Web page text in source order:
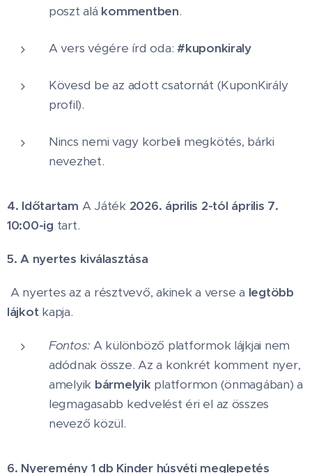
poszt alá kommentben.
A vers végére írd oda:#kuponkiraly
Kövesd be az adott csatornát (KuponKirály
profil).
Nincs nemi vagy korbeli megkötés, bárki
nevezhet.
4. Időtartam A Játék 2026. április 2-tól április 7.
10:00-ig tart.
5. A nyertes kiválasztása
A nyertes az a résztvevő, akinek a verse a legtöbb
lájkot kapja.
Fontos: A különböző platformok lájkjai nem
adódnak össze. Az a konkrét komment nyer,
amelyik bármelyik platformon (önmagában) a
legmagasabb kedvelést éri el az összes
nevező közül.
6. Nyeremény 1 db Kinder húsvéti meglepetés